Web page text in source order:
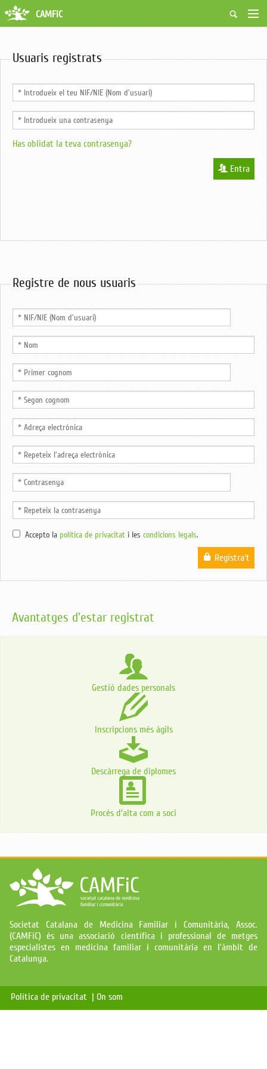
Fes-te soci
Borsa de treball
Ciutadans
Biblioteca
Grups i Vocalies
CAMFiC
Usuaris registrats
Has oblidat la teva contrasenya?
Entra
Registre de nous usuaris
Accepto la política de privacitat i les condicions legals.
Registra't
Avantatges d'estar registrat
Gestió dades personals
Inscripcions més àgils
Descàrrega de diplomes
Procés d’alta com a soci
Societat Catalana de Medicina Familiar i Comunitària, Assoc.
(CAMFiC) és una associació científica i professional de metges
especialistes en medicina familiar i comunitària en l'àmbit de
Catalunya.
Política de privacitat | On som